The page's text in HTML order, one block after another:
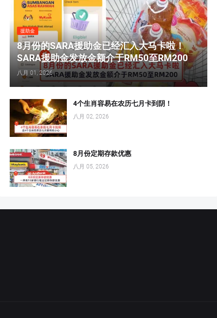
援助金
8月份的SARA援助金已经汇入大马卡啦！
SARA援助金发放金额介于RM50至RM200
八月 01, 2026
4个生肖容易在农历七月卡到阴！
八月 02, 2026
8月份定期存款优惠
八月 05, 2026